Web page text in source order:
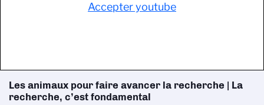
Accepter youtube
Les animaux pour faire avancer la recherche | La
recherche, c’est fondamental